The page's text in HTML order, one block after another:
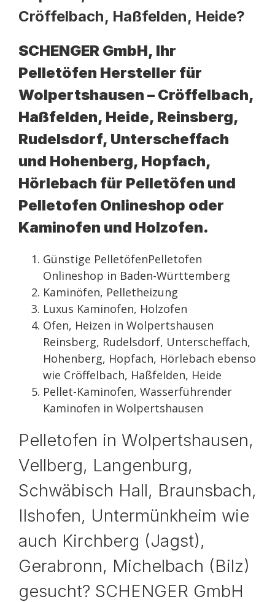
Cröffelbach, Haßfelden, Heide?
SCHENGER GmbH, Ihr
Pelletöfen Hersteller für
Wolpertshausen – Cröffelbach,
Haßfelden, Heide, Reinsberg,
Rudelsdorf, Unterscheffach
und Hohenberg, Hopfach,
Hörlebach für Pelletöfen und
Pelletofen Onlineshop oder
Kaminofen und Holzofen.
Günstige PelletöfenPelletofen
Onlineshop in Baden-Württemberg
Kaminöfen, Pelletheizung
Luxus Kaminofen, Holzofen
Ofen, Heizen in Wolpertshausen
Reinsberg, Rudelsdorf, Unterscheffach,
Hohenberg, Hopfach, Hörlebach ebenso
wie Cröffelbach, Haßfelden, Heide
Pellet-Kaminofen, Wasserführender
Kaminofen in Wolpertshausen
Pelletofen in Wolpertshausen,
Vellberg, Langenburg,
Schwäbisch Hall, Braunsbach,
Ilshofen, Untermünkheim wie
auch Kirchberg (Jagst),
Gerabronn, Michelbach (Bilz)
gesucht? SCHENGER GmbH